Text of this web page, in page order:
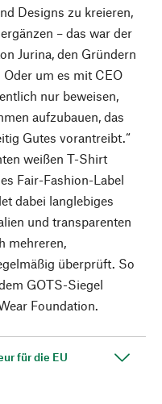
Designs zu kreieren,
– das war der
Jurina, den Gründern
um es mit CEO
nur beweisen,
aufzubauen, das
Gutes vorantreibt.“
weißen T-Shirt
Fair-Fashion-Label
dabei langlebiges
und transparenten
mehreren,
überprüft. So
GOTS-Siegel
Foundation.
für die EU